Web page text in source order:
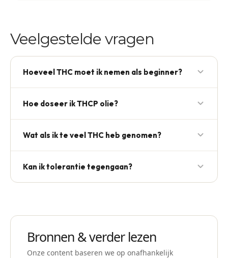
Veelgestelde vragen
Hoeveel THC moet ik nemen als beginner?
voor je eventueel verhoogt. Voor edibles: 2,5 mg en
Hoe doseer ik THCP olie?
~33× sterker dan THC, dus zeer kleine doseringen
Wat als ik te veel THC heb genomen?
wordt door gebruikers vaak ingenomen om het
Kan ik tolerantie tegengaan?
Bronnen & verder lezen
Onze content baseren we op onafhankelijk